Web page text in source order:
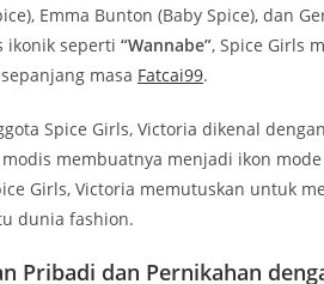
Emma Bunton (Baby Spice), dan
ikonik seperti “Wannabe”, Spice Girls
masa Fatcai99.
Spice Girls, Victoria dikenal
membuatnya menjadi ikon
Girls, Victoria memutuskan untuk
dunia fashion.
Pribadi dan Pernikahan